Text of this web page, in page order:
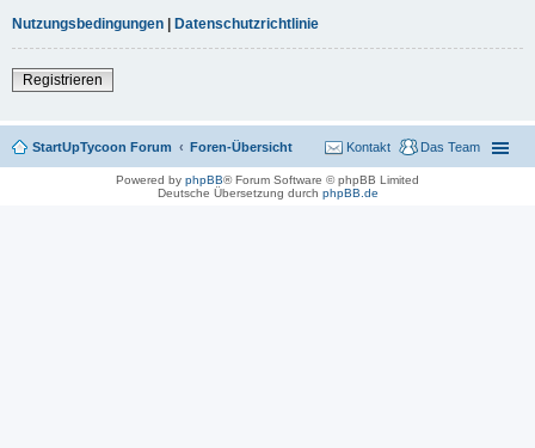
Nutzungsbedingungen | Datenschutzrichtlinie
Registrieren
StartUpTycoon Forum Foren-Übersicht Das Team
Kontakt
Powered by phpBB® Forum Software © phpBB Limited
Deutsche Übersetzung durch phpBB.de